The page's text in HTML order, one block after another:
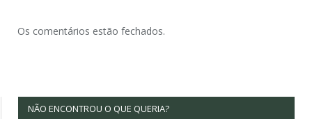
Os comentários estão fechados.
NÃO ENCONTROU O QUE QUERIA?